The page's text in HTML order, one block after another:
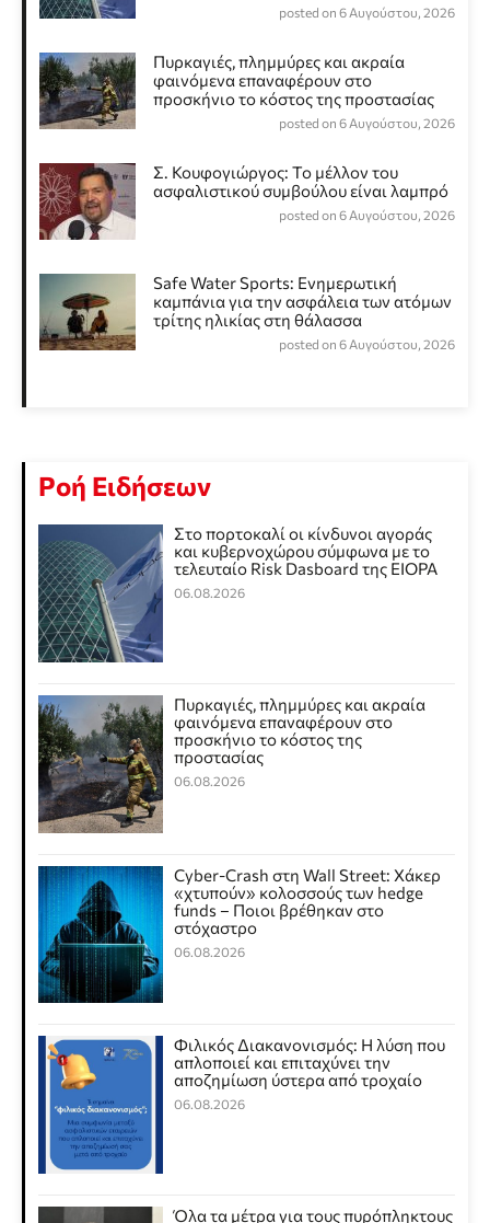
posted on 6 Αυγούστου, 2026
Πυρκαγιές, πλημμύρες και ακραία
φαινόμενα επαναφέρουν στο
προσκήνιο το κόστος της προστασίας
posted on 6 Αυγούστου, 2026
Σ. Κουφογιώργος: To μέλλον του
ασφαλιστικού συμβούλου είναι λαμπρό
posted on 6 Αυγούστου, 2026
Safe Water Sports: Eνημερωτική
καμπάνια για την ασφάλεια των ατόμων
τρίτης ηλικίας στη θάλασσα
posted on 6 Αυγούστου, 2026
Ροή Ειδήσεων
Στο πορτοκαλί οι κίνδυνοι αγοράς
και κυβερνοχώρου σύμφωνα με το
τελευταίο Risk Dasboard της EIOPA
06.08.2026
Πυρκαγιές, πλημμύρες και ακραία
φαινόμενα επαναφέρουν στο
προσκήνιο το κόστος της
προστασίας
06.08.2026
Cyber-Crash στη Wall Street: Χάκερ
«χτυπούν» κολοσσούς των hedge
funds – Ποιοι βρέθηκαν στο
στόχαστρο
06.08.2026
Φιλικός Διακανονισμός: Η λύση που
απλοποιεί και επιταχύνει την
αποζημίωση ύστερα από τροχαίο
06.08.2026
Όλα τα μέτρα για τους πυρόπληκτους